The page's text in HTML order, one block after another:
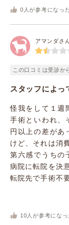
0 人が参考になっ
アマンダさ
この口コミは受診か
スタッフによっ
怪我をして１週
手術といわれ、
円以上の差があ
けど、それは消
第六感でうちの
病院に転院を決意
転院先で手術不
10 人が参考になっ